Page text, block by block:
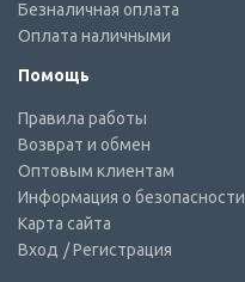
Безналичная оплата
Оплата наличными
Помощь
Правила работы
Возврат и обмен
Оптовым клиентам
Информация о безопасности
Карта сайта
Вход / Регистрация